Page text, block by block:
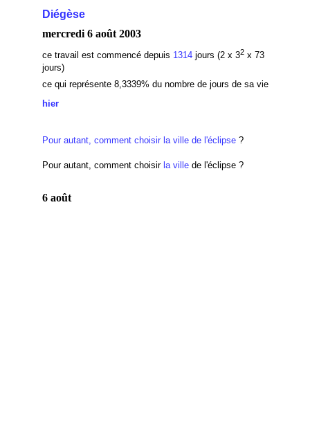
Diégèse
mercredi 6 août 2003
ce travail est commencé depuis 1314jours (2 x 32x 73
jours)
ce qui représente 8,3339% du nombre de jours de sa vie
hier
Pour autant, comment choisir la ville de l'éclipse?
Pour autant, comment choisir la villede l'éclipse ?
6 août